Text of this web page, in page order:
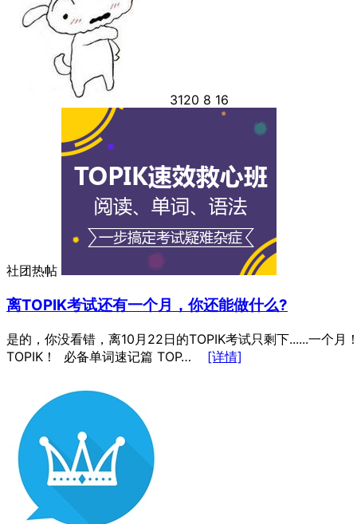
3120 8 16
社团热帖
离TOPIK考试还有一个月，你还能做什么?
是的，你没看错，离10月22日的TOPIK考试只剩下......一个
TOPIK！ 必备单词速记篇 TOP… [详情]